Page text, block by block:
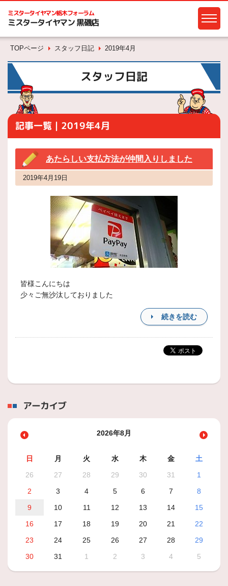
ミスタータイヤマン栃木フォーラム
ミスタータイヤマン 黒磯店
TOPページ スタッフ日記 2019年4月
スタッフ日記
記事一覧｜2019年4月
あたらしい支払方法が仲間入りしました
2019年4月19日
皆様こんにちは
少々ご無沙汰しておりました
続きを読む
アーカイブ
2026年8月
日 月 火 水 木 金
土
26
27 28 29 30 31
1
2
3 4 5 6 7
8
9
10 11 12 13 14
15
16
17 18 19 20 21
22
23
24 25 26 27 28
29
30
31 1 2 3 4 5